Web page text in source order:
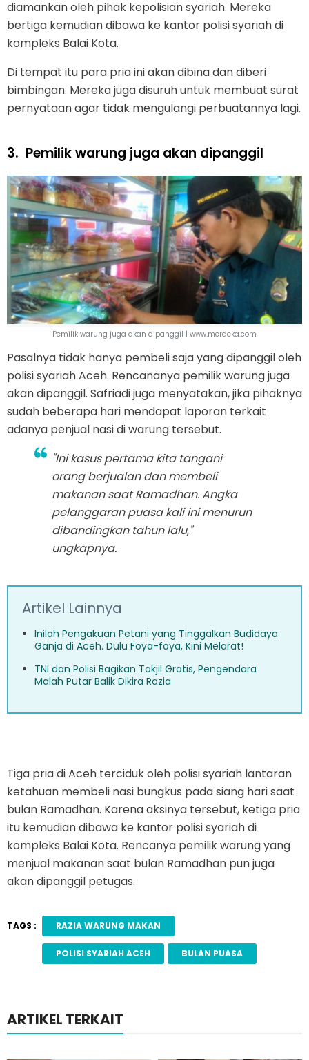
diamankan oleh pihak kepolisian syariah. Mereka
bertiga kemudian dibawa ke kantor polisi syariah di
kompleks Balai Kota.
Di tempat itu para pria ini akan dibina dan diberi
bimbingan. Mereka juga disuruh untuk membuat surat
pernyataan agar tidak mengulangi perbuatannya lagi.
3. Pemilik warung juga akan dipanggil
Pemilik warung juga akan dipanggil | www.merdeka.com
Pasalnya tidak hanya pembeli saja yang dipanggil oleh
polisi syariah Aceh. Rencananya pemilik warung juga
akan dipanggil. Safriadi juga menyatakan, jika pihaknya
sudah beberapa hari mendapat laporan terkait
adanya penjual nasi di warung tersebut.
"Ini kasus pertama kita tangani
orang berjualan dan membeli
makanan saat Ramadhan. Angka
pelanggaran puasa kali ini menurun
dibandingkan tahun lalu,"
ungkapnya.
Artikel Lainnya
Inilah Pengakuan Petani yang Tinggalkan Budidaya
Ganja di Aceh. Dulu Foya-foya, Kini Melarat!
TNI dan Polisi Bagikan Takjil Gratis, Pengendara
Malah Putar Balik Dikira Razia
Tiga pria di Aceh terciduk oleh polisi syariah lantaran
ketahuan membeli nasi bungkus pada siang hari saat
bulan Ramadhan. Karena aksinya tersebut, ketiga pria
itu kemudian dibawa ke kantor polisi syariah di
kompleks Balai Kota. Rencanya pemilik warung yang
menjual makanan saat bulan Ramadhan pun juga
akan dipanggil petugas.
TAGS : RAZIA WARUNG MAKAN
POLISI SYARIAH ACEH BULAN PUASA
ARTIKEL TERKAIT